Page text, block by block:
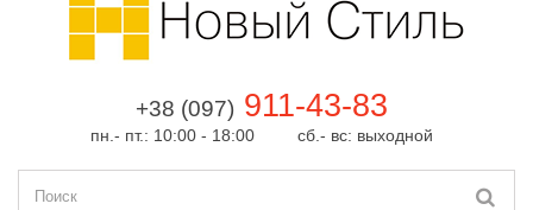
+38 (097) 911-43-83
пн.- пт.: 10:00 - 18:00 сб.- вс: выходной